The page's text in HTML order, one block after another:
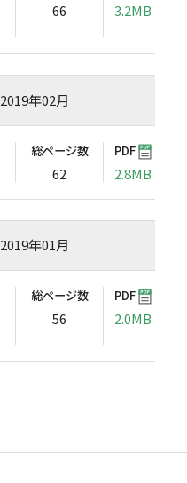
66 3.2MB
2019年02月
総ページ数
62
PDF
2.8MB
2019年01月
総ページ数
56
PDF
2.0MB